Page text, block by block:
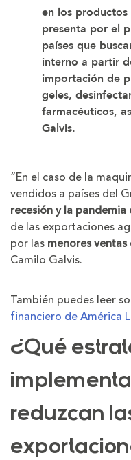
en los
presenta por el
paísesque
interno a partir
importación de
geles,
farmacéuticos,
Galvis.
“En el caso de la
vendidos a países del
recesión y la
de las exportaciones
por las menores
Camilo Galvis.
También puedes leer
financiero de América
¿Qué
reduzcan